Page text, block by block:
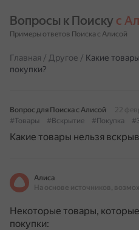
Вопросы к Поиску с
Примеры ответов Поиска с Алисой
Главная / Другое / Какие
покупки?
Вопрос для Поиска с Алисой
22
#Товары
#Вскрытие #Покупка
Какие товары нельзя
Алиса
Некоторые товары,
покупки: